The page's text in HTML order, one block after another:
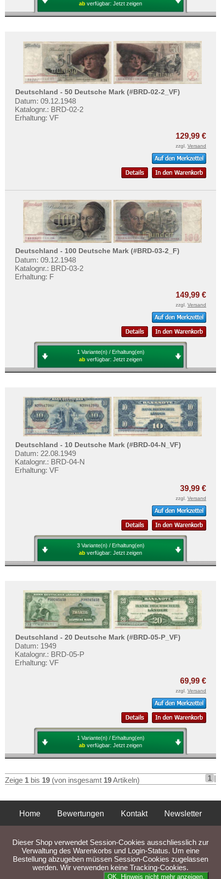
ab verfügbar: Jetzt zeigen
Deutschland - 50 Deutsche Mark (#BRD-02-2_VF)
Datum: 09.12.1948
Katalognr.: BRD-02-2
Erhaltung: VF
129,99 €
zzgl. Versand
Deutschland - 100 Deutsche Mark (#BRD-03-2_F)
Datum: 09.12.1948
Katalognr.: BRD-03-2
Erhaltung: F
149,99 €
zzgl. Versand
1 Variante(n) / Erhaltung(en)
ab verfügbar: Jetzt zeigen
Deutschland - 10 Deutsche Mark (#BRD-04-N_VF)
Datum: 22.08.1949
Katalognr.: BRD-04-N
Erhaltung: VF
39,99 €
zzgl. Versand
3 Variante(n) / Erhaltung(en)
ab verfügbar: Jetzt zeigen
Deutschland - 20 Deutsche Mark (#BRD-05-P_VF)
Datum: 1949
Katalognr.: BRD-05-P
Erhaltung: VF
69,99 €
zzgl. Versand
1 Variante(n) / Erhaltung(en)
ab verfügbar: Jetzt zeigen
Zeige 1 bis 19 (von insgesamt 19Artikeln) 1 |
Home Bewertungen Kontakt
Newsletter
Liefer- und Versandkosten
Dieser Shop verwendet Session-Cookies ausschliesslich zur
Verwaltung des Warenkorbs und Login-Status. Um eine
Bestellung abzugeben müssen Session-Cookies zugelassen
werden. Wir verwenden keine Tracking-Cookies.
OK. Hinweis nicht mehr anzeigen.